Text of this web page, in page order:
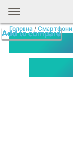
Головна /Смартфони
Add to compare
Add to compare
Add to compare
Add to compare
Add to compare
Add to compare